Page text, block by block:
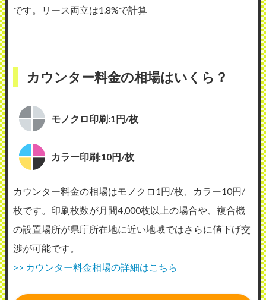
です。リース両立は1.8%で計算
カウンター料金の相場はいくら？
モノクロ印刷:1円/枚
カラー印刷:10円/枚
カウンター料金の相場はモノクロ1円/枚、カラー10円/
枚です。印刷枚数が月間4,000枚以上の場合や、複合機
の設置場所が県庁所在地に近い地域ではさらに値下げ交
渉が可能です。
>> カウンター料金相場の詳細はこちら